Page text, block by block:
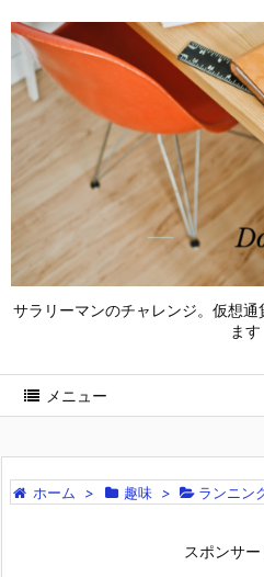
サラリーマンのチャレンジ。仮想
ます
メニュー
ホーム > 趣味 > ランニン
スポンサー